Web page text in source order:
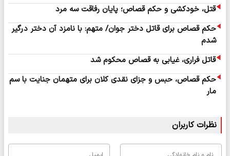
قتل، خودکشی و حکم قصاص؛ پایان رفاقت سه مرد
حکم قصاص برای قاتل دختر جوان/ متهم: با نامزد آن دختر درگیر
شدم
قاتل فراری، غیابی به قصاص محکوم شد
حکم قصاص، حبس و جزای نقدی کلان برای متهمان جنایت با سم
مار
نظرات کاربران